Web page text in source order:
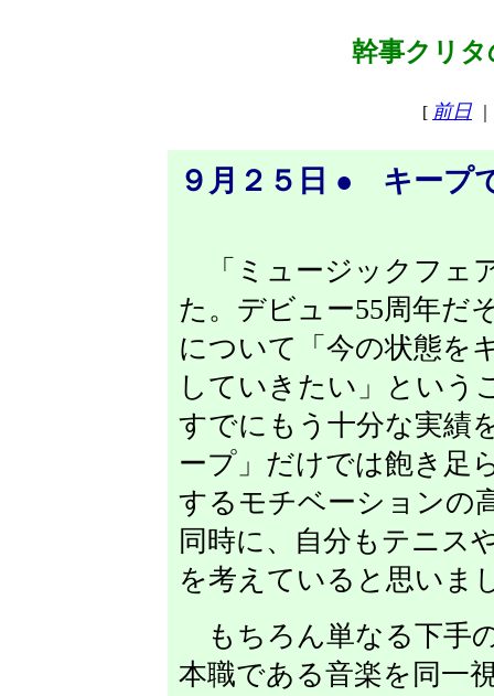
幹事クリタ
[ 前日
９月２５日 ● キープ
「ミュージックフェ
た。デビュー55周年だ
について「今の状態を
していきたい」という
すでにもう十分な実績
ープ」だけでは飽き足
するモチベーションの
同時に、自分もテニス
を考えていると思いま
もちろん単なる下手
本職である音楽を同一